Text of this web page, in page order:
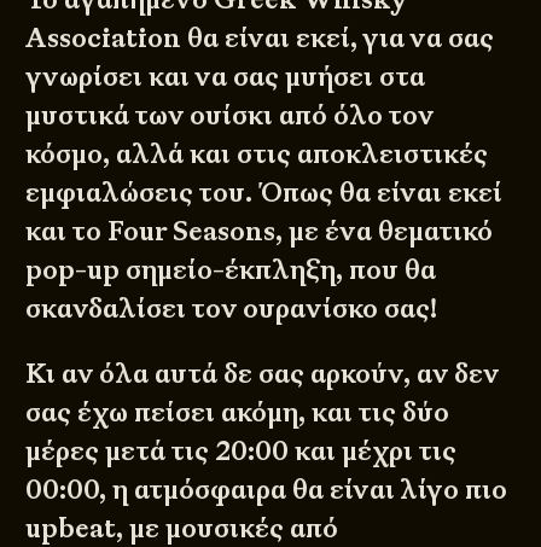
Association θα είναι εκεί, για να σας
γνωρίσει και να σας μυήσει στα
μυστικά των ουίσκι από όλο τον
κόσμο, αλλά και στις αποκλειστικές
εμφιαλώσεις του. Όπως θα είναι εκεί
και το Four Seasons, με ένα θεματικό
pop-up σημείο-έκπληξη, που θα
σκανδαλίσει τον ουρανίσκο σας!
Κι αν όλα αυτά δε σας αρκούν, αν δεν
σας έχω πείσει ακόμη, και τις δύο
μέρες μετά τις 20:00 και μέχρι τις
00:00, η ατμόσφαιρα θα είναι λίγο πιο
upbeat, με μουσικές από